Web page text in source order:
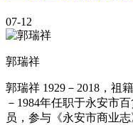
07-12
郭瑞祥
郭瑞祥 1929－2018，祖
－1984年任职于永安市
员，参与《永安市商业